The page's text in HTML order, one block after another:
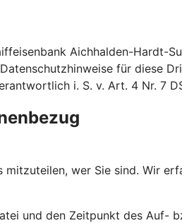
Aichhalden-Hardt-
für diese
i. S. v. Art. 4 Nr. 7
wer Sie sind. Wir
und den Zeitpunkt des Auf-